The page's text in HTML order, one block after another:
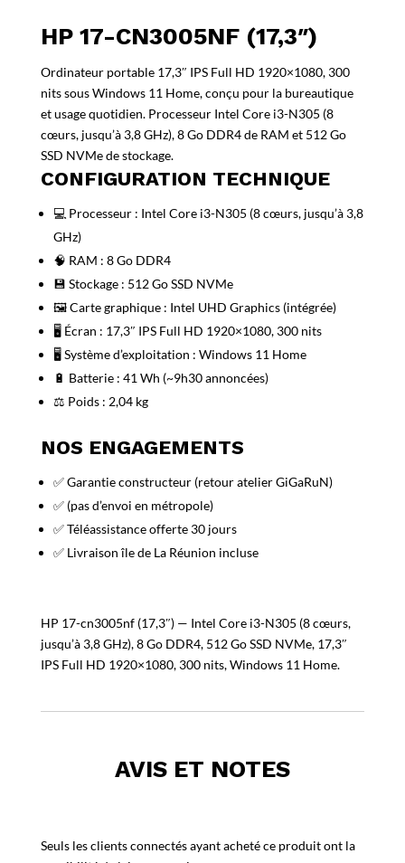
HP 17-CN3005NF (17,3″)
Ordinateur portable 17,3″ IPS Full HD 1920×1080, 300
nits sous Windows 11 Home, conçu pour la bureautique
et usage quotidien. Processeur Intel Core i3-N305 (8
cœurs, jusqu’à 3,8 GHz), 8 Go DDR4 de RAM et 512 Go
SSD NVMe de stockage.
CONFIGURATION TECHNIQUE
💻 Processeur : Intel Core i3-N305 (8 cœurs, jusqu’à 3,8
GHz)
🧠 RAM : 8 Go DDR4
💾 Stockage : 512 Go SSD NVMe
🖼️ Carte graphique : Intel UHD Graphics (intégrée)
🖥️ Écran : 17,3″ IPS Full HD 1920×1080, 300 nits
🖥️ Système d’exploitation : Windows 11 Home
🔋 Batterie : 41 Wh (~9h30 annoncées)
⚖️ Poids : 2,04 kg
NOS ENGAGEMENTS
✅ Garantie constructeur (retour atelier GiGaRuN)
✅ (pas d’envoi en métropole)
✅ Téléassistance offerte 30 jours
✅ Livraison île de La Réunion incluse
HP 17-cn3005nf (17,3″) — Intel Core i3-N305 (8 cœurs,
jusqu’à 3,8 GHz), 8 Go DDR4, 512 Go SSD NVMe, 17,3″
IPS Full HD 1920×1080, 300 nits, Windows 11 Home.
AVIS ET NOTES
Seuls les clients connectés ayant acheté ce produit ont la